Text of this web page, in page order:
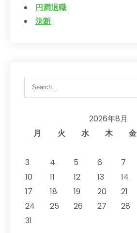
円満退職
決断
2026年8月
月
火 水 木 金
3
4 5 6 7
10
11 12 13 14
17
18 19 20 21
24
25 26 27 28
31